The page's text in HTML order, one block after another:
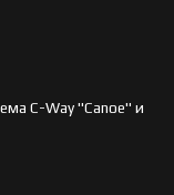
C-Way "Canoe" и